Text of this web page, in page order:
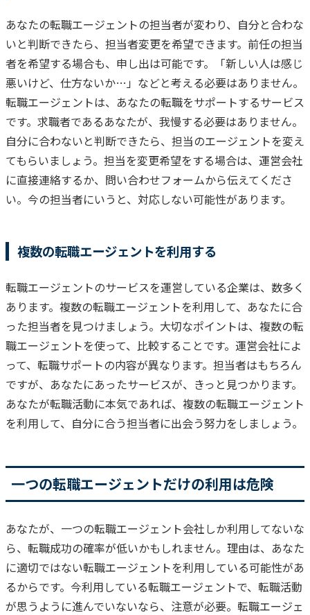
あなたの転職エージェントの担当者が変わり、自分と合わな
いと判断できたら、担当者変更を希望できます。 前任の担当
者を希望する場合も、申し出は可能です。
「新しい人は感じ
悪いけど、仕方ないか…」などと考える必要はありません。
転職エージェントは、あなたの転職をサポートするサービス
です。 求職者であるあなたが、我慢する必要はありません。
自分に合わないと判断できたら、担当のエージェントを変え
てもらいましょう。 担当を変更希望をする場合は、運営会社
に直接連絡するか、問い合わせフォームから伝えてくださ
い。 今の担当者にいうと、対応しない可能性があります。
複数の転職エージェントを利用する
転職エージェントのサービスを運営している企業は、数多く
あります。 複数の転職エージェントを利用して、あなたに合
った担当者を見つけましょう。 大切なポイントは、複数の転
職エージェントを使って、比較することです。 運営会社によ
って、転職サポートの内容が異なります。 担当者はもちろん
ですが、あなたにあったサービスが、きっと見つかります。
あなたが転職活動に本気であれば、複数の転職エージェント
を利用して、自分に合う担当者に出会う努力をしましょう。
一つの転職エージェントだけの利用は危険
あなたが、一つの転職エージェント会社しか利用してないな
ら、転職成功の確率が低いかもしれません。 理由は、あなた
に適切ではない転職エージェントを利用している可能性があ
るからです。 今利用している転職エージェントで、転職活動
が思うように進んでいないなら、注意が必要。 転職エージェ